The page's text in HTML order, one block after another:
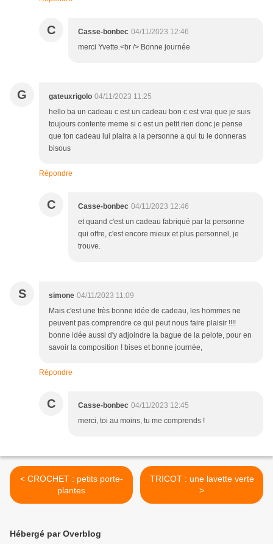
C Casse-bonbec 04/11/2023 12:46
merci Yvette.<br /> Bonne journée
G gateuxrigolo 04/11/2023 11:25
hello ba un cadeau c est un cadeau bon c est vrai que je suis
toujours contente meme si c est un petit rien donc je pense
que ton cadeau lui plaira a la personne a qui tu le donneras
bisous
Répondre
C Casse-bonbec 04/11/2023 12:46
et quand c'est un cadeau fabriqué par la personne
qui offre, c'est encore mieux et plus personnel, je
trouve.
S simone 04/11/2023 11:09
Mais c'est une très bonne idée de cadeau, les hommes ne
peuvent pas comprendre ce qui peut nous faire plaisir !!!!
bonne idée aussi d'y adjoindre la bague de la pelote, pour en
savoir la composition ! bises et bonne journée,
Répondre
C Casse-bonbec 04/11/2023 12:45
merci, toi au moins, tu me comprends !
< CROCHET : petits porte-
plantes
TRICOT : une lavette verte
>
Hébergé par Overblog